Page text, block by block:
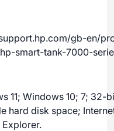
gb-en/
smart-tank-7000-
11; Windows 10; 7; 32-
hard disk space;
Explorer.